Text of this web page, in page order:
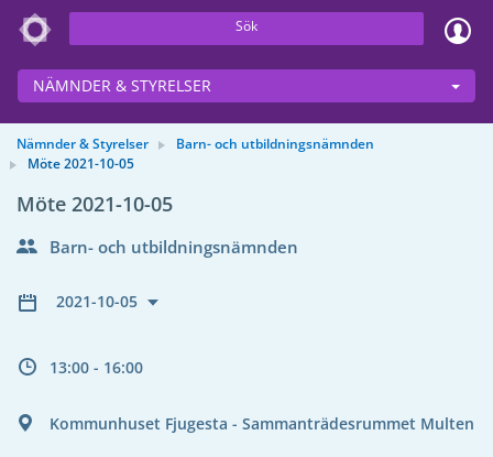
Sök
NÄMNDER & STYRELSER
Nämnder & Styrelser
Barn- och utbildningsnämnden
Möte 2021-10-05
Möte 2021-10-05
Barn- och utbildningsnämnden
2021-10-05
13:00 - 16:00
Kommunhuset Fjugesta - Sammanträdesrummet Multen